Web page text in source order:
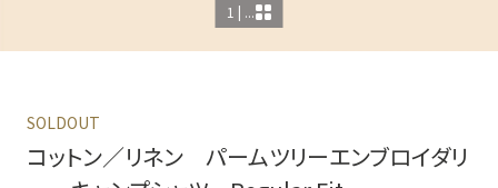
1 | ...
SOLDOUT
コットン／リネン パームツリーエンブロイダリ